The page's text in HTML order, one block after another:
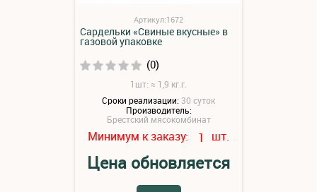
Артикул:1672
Сардельки «Свиные вкусные» в
газовой упаковке
(0)
1шт: ≈ 1,9 кг.г.
Сроки реализации: 30 суток
Производитель:
Брестский мясокомбинат
Минимум к заказу: 1 шт.
Цена обновляется